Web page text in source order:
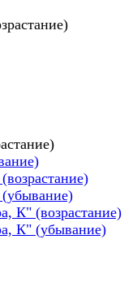
К" (возрастание)
К" (убывание)